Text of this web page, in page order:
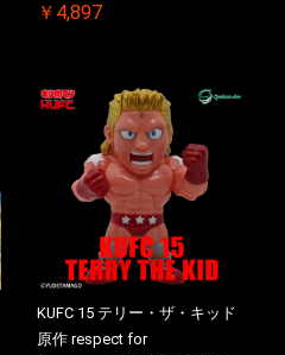
￥4,897
KUFC 15 テリー・ザ・キッド
原作 respect for